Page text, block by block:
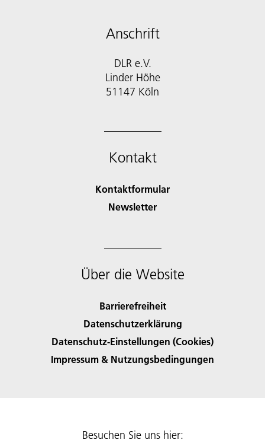
Anschrift
DLR e.V.
Linder Höhe
51147 Köln
Kontakt
Kontaktformular
Newsletter
Über die Website
Barrierefreiheit
Datenschutzerklärung
Datenschutz-Einstellungen (Cookies)
Impressum & Nutzungsbedingungen
Besuchen Sie uns hier: